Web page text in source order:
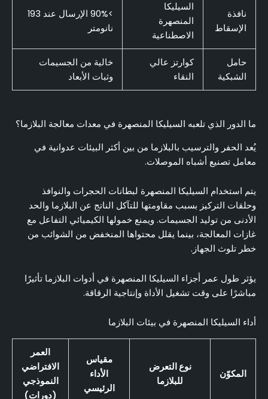
نافذة
الإسقاط
السيليكا
المنصهرة
الاصطناعية
>90% الإرسال عند 193
نانومتر
حامل
الشبكية
كوارتز عالي
النقاء
خالية من الجسيمات
وثبات الأبعاد
ما الدور الذي تلعبه السيليكا المنصهرة في معدات معالجة البلازما؟
يُعد الحفر والترسيب بالبلازما من بين أكثر البيئات عدوانية في
معامل تصنيع أشباه الموصلات.
يتم استخدام السيليكا المنصهرة لبطانات الحجرات والنوافذ
وحلقات التركيز بسبب مقاومتها للتآكل الناتج عن البلازما والحد
الأدنى من توليد الجسيمات. ويمنع خمولها الكيميائي التفاعل مع
غازات المعالجة، بينما يقلل محتواها المنخفض من الشوائب من
خطر تلوث الجهاز.
يؤثر طول عمر أجزاء السيليكا المنصهرة في أدوات البلازما تأثيرًا
مباشرًا على وقت تشغيل الأداة وإنتاجية الرقاقة.
أداء السيليكا المنصهرة في بيئات البلازما
المكوّن
نوع التعرض
للبلازما
مقياس
الأداء
الرئيسي
العمر
الافتراضي
النموذجي
(دورات)